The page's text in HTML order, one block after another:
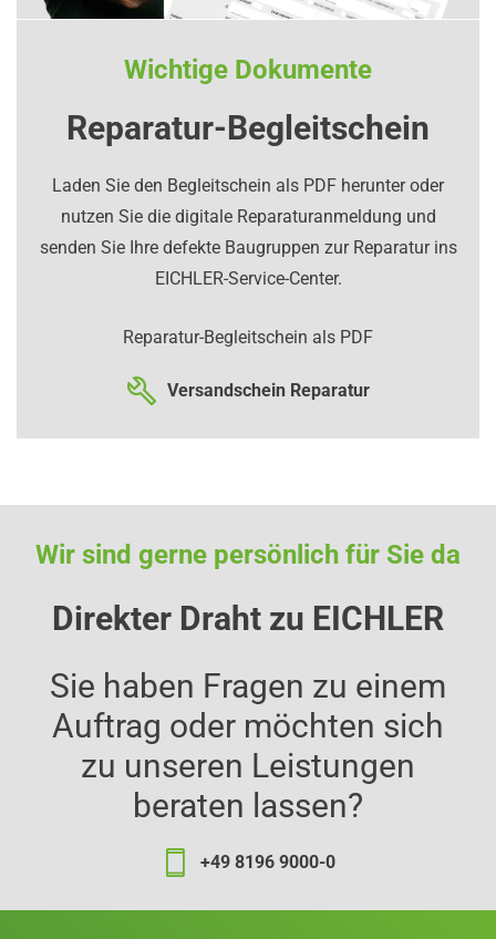
Wichtige Dokumente
Reparatur-Begleitschein
Laden Sie den Begleitschein als PDF herunter oder
nutzen Sie die digitale Reparaturanmeldung und
senden Sie Ihre defekte Baugruppen zur Reparatur ins
EICHLER-Service-Center.
Reparatur-Begleitschein als PDF
Versandschein Reparatur
Wir sind gerne persönlich für Sie da
Direkter Draht zu EICHLER
Sie haben Fragen zu einem
Auftrag oder möchten sich
zu unseren Leistungen
beraten lassen?
+49 8196 9000-0